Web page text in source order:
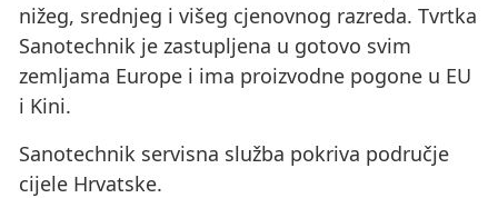
nižeg, srednjeg i višeg cjenovnog razreda. Tvrtka
Sanotechnik je zastupljena u gotovo svim
zemljama Europe i ima proizvodne pogone u EU
i Kini.
Sanotechnik servisna služba pokriva područje
cijele Hrvatske.